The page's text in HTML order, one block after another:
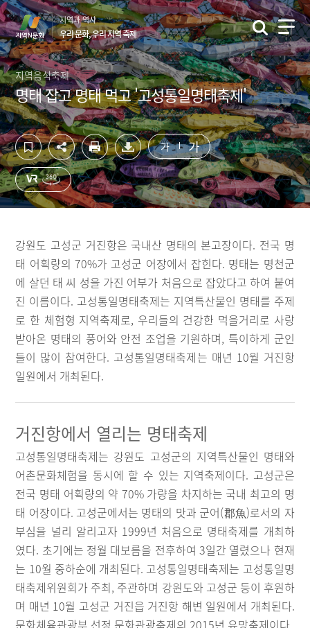
컨
텐
츠
영
역
바
로
가
기
하
단
영
역
바
로
가
기
지역과 역사
우리 문화, 우리 지역 축제
지역음식축제
명태 잡고 명태 먹고 '고성통일명태축제'
가 가
강원도 고성군 거진항은 국내산 명태의 본고장이다. 전국 명
태 어획량의 70%가 고성군 어장에서 잡힌다. 명태는 명천군
에 살던 태 씨 성을 가진 어부가 처음으로 잡았다고 하여 붙여
진 이름이다. 고성통일명태축제는 지역특산물인 명태를 주제
로 한 체험형 지역축제로, 우리들의 건강한 먹을거리로 사랑
받아온 명태의 풍어와 안전 조업을 기원하며, 특이하게 군인
들이 많이 참여한다. 고성통일명태축제는 매년 10월 거진항
일원에서 개최된다.
거진항에서 열리는 명태축제
고성통일명태축제는 강원도 고성군의 지역특산물인 명태와
어촌문화체험을 동시에 할 수 있는 지역축제이다. 고성군은
전국 명태 어획량의 약 70% 가량을 차지하는 국내 최고의 명
태 어장이다. 고성군에서는 명태의 맛과 군어(郡魚)로서의 자
부심을 널리 알리고자 1999년 처음으로 명태축제를 개최하
였다. 초기에는 정월 대보름을 전후하여 3일간 열렸으나 현재
는 10월 중하순에 개최된다. 고성통일명태축제는 고성통일명
태축제위원회가 주최, 주관하며 강원도와 고성군 등이 후원하
며 매년 10월 고성군 거진읍 거진항 해변 일원에서 개최된다.
문화체육관광부 선정 문화관광축제의 2015년 유망축제이다.